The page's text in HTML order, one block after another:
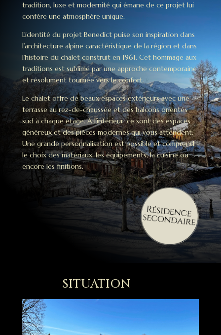
tradition, luxe et modernité qui émane de ce projet lui
confère une atmosphère unique.
L’identité du projet Benedict puise son inspiration dans
l’architecture alpine caractéristique de la région et dans
l’histoire du chalet construit en 1961. Cet hommage aux
traditions est sublimé par une approche contemporaine
et résolument tournée vers le confort.
Le chalet offre de beaux espaces extérieurs avec une
terrasse au rez-de-chaussée et des balcons orientés
sud à chaque étage.A l’intérieur, ce sont des espaces
généreux et des pièces modernes qui vous attendent.
Une grande personnalisation est possible et comprend
le choix des matériaux, les équipements, la cuisine ou
encore les finitions.
SITUATION